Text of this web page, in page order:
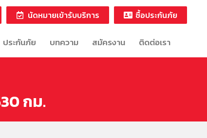
นัดหมายเข้ารับบริการ ซื้อประกันภัย
ประกันภัย บทความ สมัครงาน ติดต่อเรา
กม.